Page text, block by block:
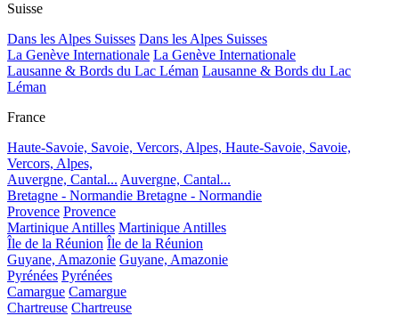
Suisse
Dans les Alpes Suisses Dans les Alpes Suisses
La Genève Internationale La Genève Internationale
Lausanne & Bords du Lac Léman Lausanne & Bords du Lac
Léman
France
Haute-Savoie, Savoie, Vercors, Alpes, Haute-Savoie, Savoie,
Vercors, Alpes,
Auvergne, Cantal... Auvergne, Cantal...
Bretagne - Normandie Bretagne - Normandie
Provence Provence
Martinique Antilles Martinique Antilles
Île de la Réunion Île de la Réunion
Guyane, Amazonie Guyane, Amazonie
Pyrénées Pyrénées
Camargue Camargue
Chartreuse Chartreuse